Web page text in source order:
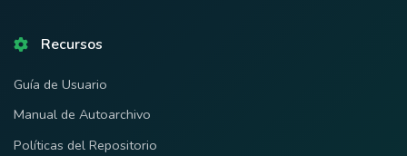
Recursos
Guía de Usuario
Manual de Autoarchivo
Políticas del Repositorio